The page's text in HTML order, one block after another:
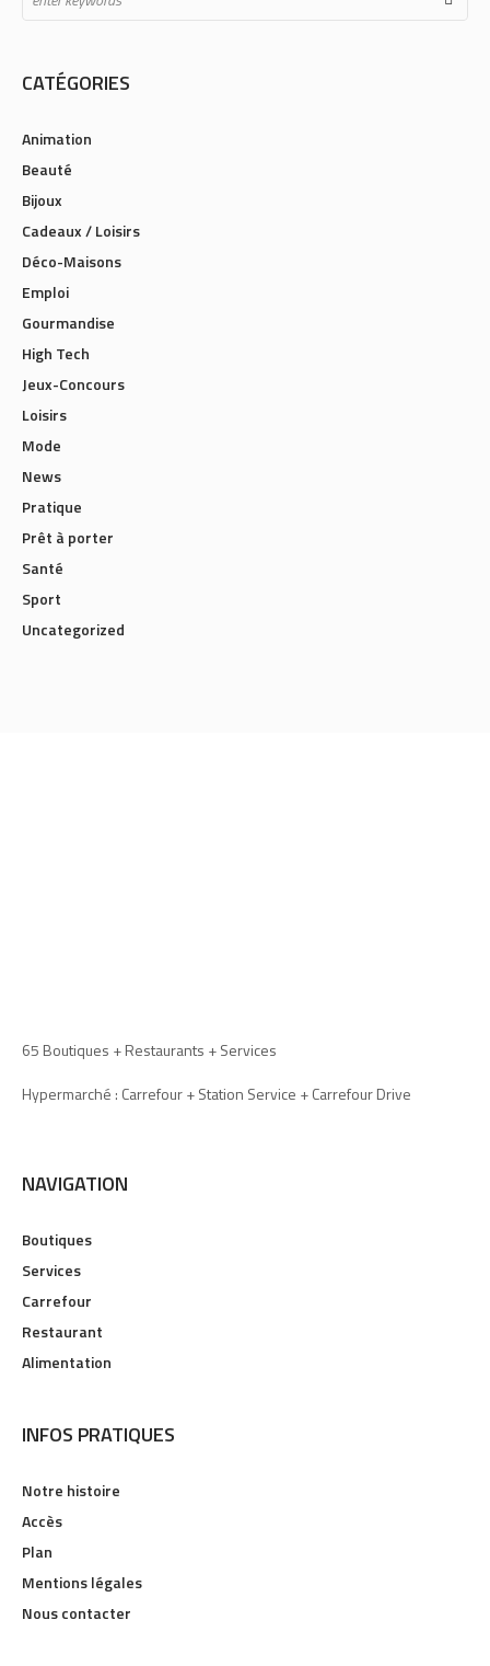
CATÉGORIES
Animation
Beauté
Bijoux
Cadeaux / Loisirs
Déco-Maisons
Emploi
Gourmandise
High Tech
Jeux-Concours
Loisirs
Mode
News
Pratique
Prêt à porter
Santé
Sport
Uncategorized
65 Boutiques + Restaurants + Services
Hypermarché : Carrefour + Station Service + Carrefour Drive
NAVIGATION
Boutiques
Services
Carrefour
Restaurant
Alimentation
INFOS PRATIQUES
Notre histoire
Accès
Plan
Mentions légales
Nous contacter